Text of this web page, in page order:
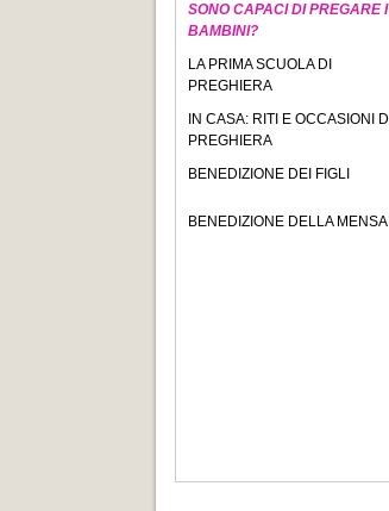
SONO CAPACI DI PREGARE I
BAMBINI?
LA PRIMA SCUOLA DI
PREGHIERA
IN CASA: RITI E OCCASIONI DI
PREGHIERA
BENEDIZIONE DEI FIGLI
BENEDIZIONE DELLA MENSA